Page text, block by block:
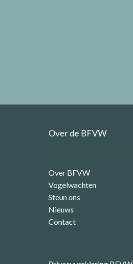
Over de BFVW
Over BFVW
Vogelwachten
Steun ons
Nieuws
Contact